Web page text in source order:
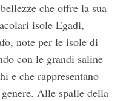
che offre la sua
isole Egadi,
note per le isole di
con le grandi saline
e che rappresentano
Alle spalle della